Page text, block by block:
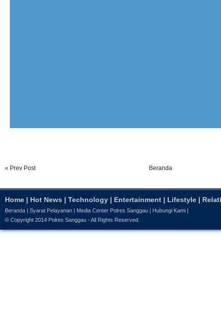
« Prev Post Beranda
Home | Hot News | Technology | Entertainment | Lifestyle |
Beranda Syarat Pelayanan Media Center Polres Sanggau Hubungi Kami
© Copyright 2014 Polres Sanggau - All Rights Reserved.